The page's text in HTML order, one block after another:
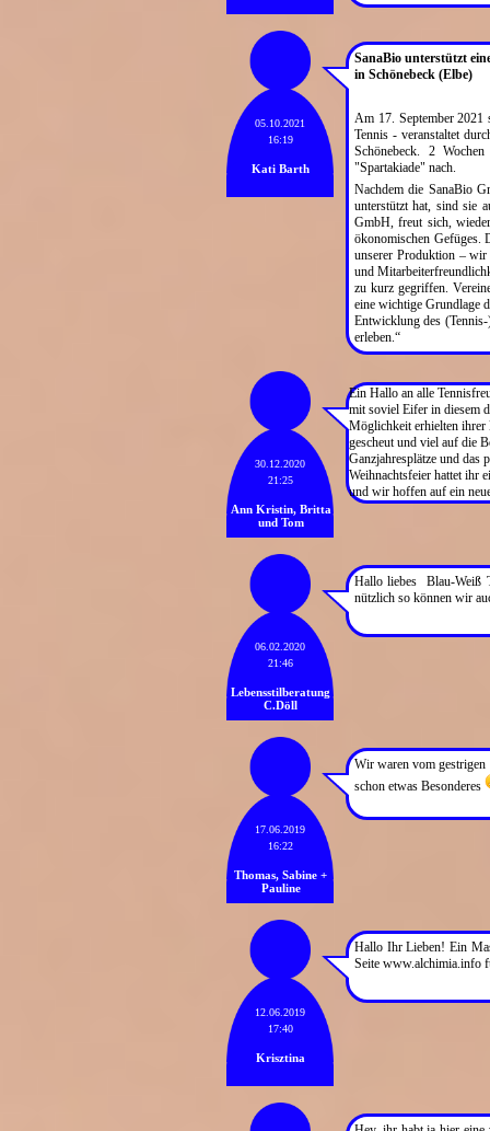
05.10.2021
16:19
Kati Barth
SanaBio unterstützt
in Schönebeck (Elbe)
Am 17. September 2021
Tennis - veranstaltet
Schönebeck. 2
"Spartakiade" nach.
Nachdem die SanaBio
unterstützt hat, sind sie
GmbH, freut sich,
ökonomischen Gefüges.
unserer Produktion –
und
zu kurz gegriffen.
eine wichtige Grundlage
Entwicklung des
erleben.“
30.12.2020
21:25
Ann Kristin, Britta
und Tom
Ein Hallo an alle
mit soviel Eifer in diesem
Möglichkeit erhielten ihrer
gescheut und viel auf die
Ganzjahresplätze und das
Weihnachtsfeier hattet ihr
und wir hoffen auf ein
06.02.2020
21:46
Lebensstilberatung
C.Döll
Hallo liebes Blau-Weiß
nützlich so können wir
17.06.2019
16:22
Thomas, Sabine +
Pauline
Wir waren vom
schon etwas Besonderes
12.06.2019
17:40
Krisztina
Hallo Ihr Lieben! Ein
Seite www.alchimia.info